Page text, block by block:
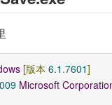
[版本 6.1 .7601]
Microsoft